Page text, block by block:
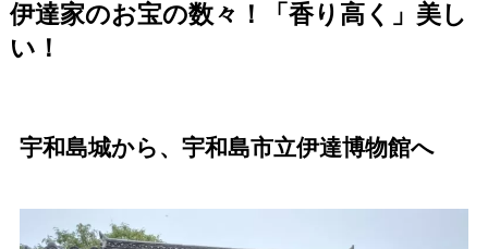
伊達家のお宝の数々！「香り高く」美し
い！
宇和島城から、宇和島市立伊達博物館へ